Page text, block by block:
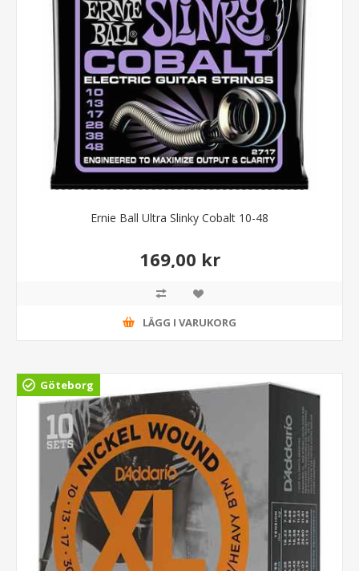
Ernie Ball Ultra Slinky Cobalt 10-48
169,00 kr
LÄGG I VARUKORG
Göteborg